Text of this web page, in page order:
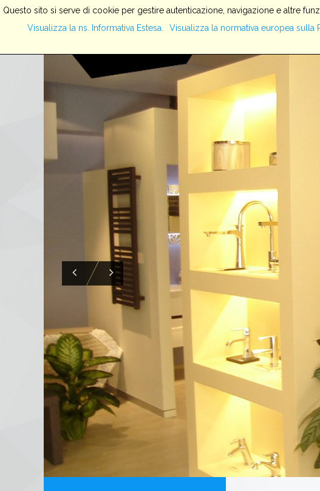
Questo sito si serve di cookie per gestire autenticazione, navigazione e altre
Visualizza la ns. Informativa Estesa.
Visualizza la normativa europea sulla